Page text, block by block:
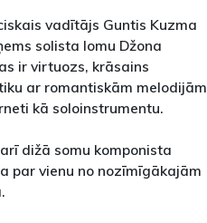
vadītājs Guntis Kuzma
solista lomu Džona
ir virtuozs, krāsains
ar romantiskām melodijām
kā soloinstrumentu.
dižā somu komponista
par vienu no nozīmīgākajām